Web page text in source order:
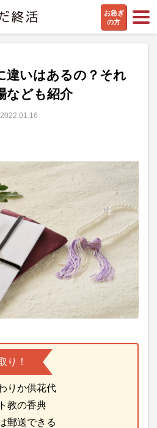
お急ぎ
の方
違いはあるの？それ
なども紹介
り！
りか供花代
教の香典
郵送できる